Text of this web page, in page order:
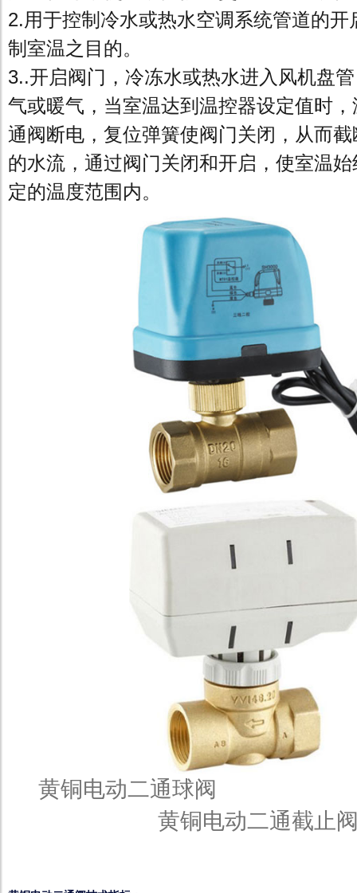
2.用于控制冷水或热水空调系统管道的开
制室温之目的。
3..开启阀门，冷冻水或热水进入风机盘
气或暖气，当室温达到温控器设定值时
通阀断电，复位弹簧使阀门关闭，从而
的水流，通过阀门关闭和开启，使室温
定的温度范围内。
黄铜电动二
黄铜电动二通截止